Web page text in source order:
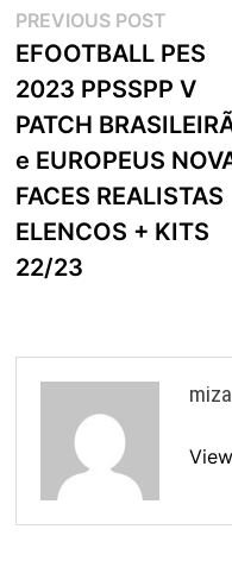
Navegação
de
artigos
PREVIOUS POST
post:
EFOOTBALL PES
2023 PPSSPP V
PATCH
e EUROPEUS
FACES REALISTAS
ELENCOS + KITS
22/23